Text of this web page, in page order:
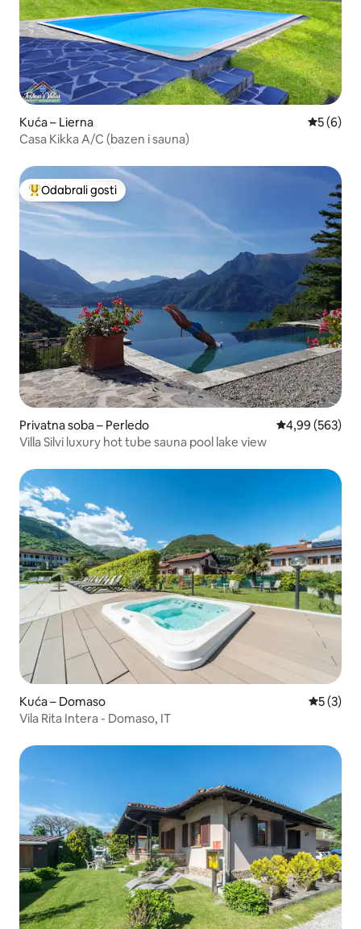
Kuća – Lierna
5 (6)
Casa Kikka A/C (bazen i sauna)
Među najviše rangiranima s oznakom „Odabrali gosti”
Odabrali gosti
Privatna soba – Perledo Prosječna
4,99 (563)
Villa Silvi luxury hot tube sauna pool lake view
Kuća – Domaso
5 (3)
Vila Rita Intera - Domaso, IT